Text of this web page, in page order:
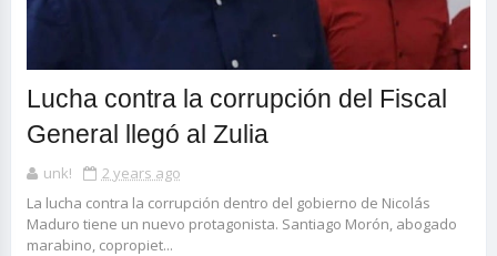
Lucha contra la corrupción del Fiscal
General llegó al Zulia
unk!
2 years ago
La lucha contra la corrupción dentro del gobierno de Nicolás
Maduro tiene un nuevo protagonista. Santiago Morón, abogado
marabino, copropiet...